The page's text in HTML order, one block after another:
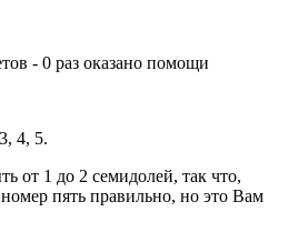
- 0 раз оказано помощи
4, 5.
от 1 до 2 семидолей, так что,
пять правильно, но это Вам